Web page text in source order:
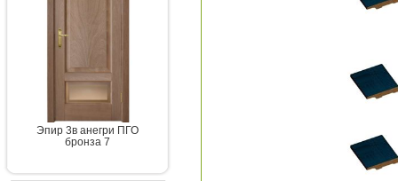
Эпир 3в анегри ПГО
бронза 7